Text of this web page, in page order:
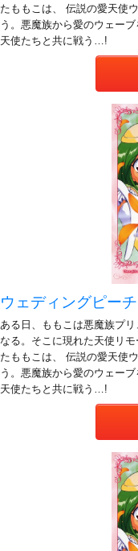
たももこは、 伝説の愛天使
う。悪魔族から愛のウェー
天使たちと共に戦う…!
ウェディングピー
ある日、ももこは悪魔族プ
なる。そこに現れた天使リ
たももこは、 伝説の愛天使
う。悪魔族から愛のウェー
天使たちと共に戦う…!